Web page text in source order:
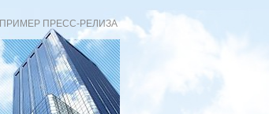
ПРИМЕР ПРЕСС-РЕЛИЗА